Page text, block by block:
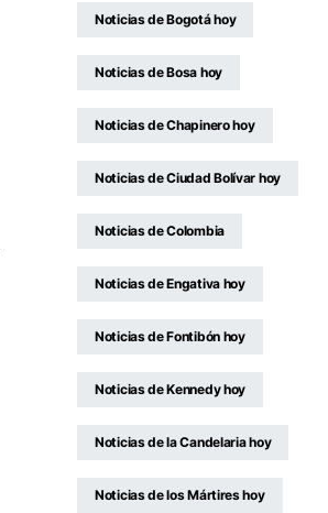
Noticias de Bogotá hoy
Noticias de Bosa hoy
Noticias de Chapinero hoy
Noticias de Ciudad Bolívar hoy
Noticias de Colombia
Noticias de Engativa hoy
Noticias de Fontibón hoy
Noticias de Kennedy hoy
Noticias de la Candelaria hoy
Noticias de los Mártires hoy